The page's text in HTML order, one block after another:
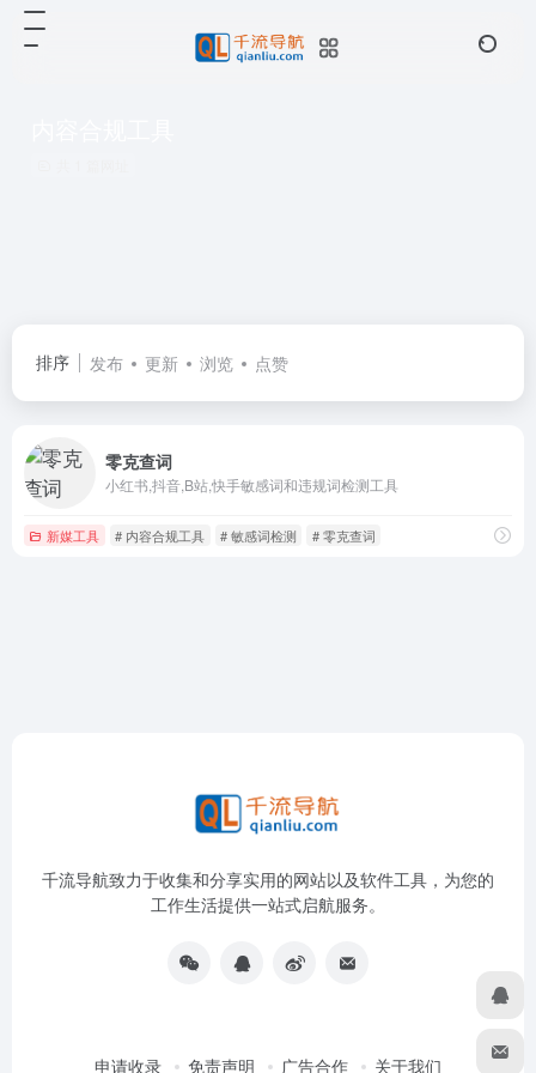
排序 发布 更新 浏览 点赞
零克查词
小红书,抖音,B站,快手敏感词和违规词检测工具
新媒工具 # 内容合规工具 # 敏感词检测 # 零克查词
千流导航致力于收集和分享实用的网站以及软件工具，为您的
工作生活提供一站式启航服务。
申请收录 免责声明 广告合作 关于我们